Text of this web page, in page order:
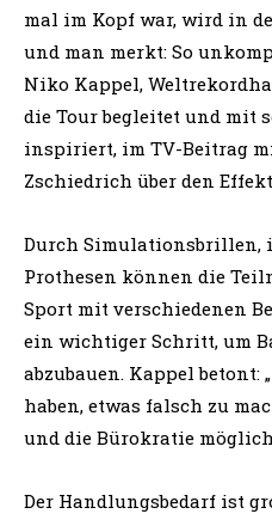
mal im Kopf war, wird in
und man merkt: So
Niko Kappel,
die Tour begleitet und mit
inspiriert, im TV-Beitrag
Zschiedrich über den
Durch Simulationsbrillen,
Prothesen können die
Sport mit verschiedenen
ein wichtiger Schritt, um
abzubauen. Kappel betont:
haben, etwas falsch zu
und die Bürokratie
Der Handlungsbedarf ist